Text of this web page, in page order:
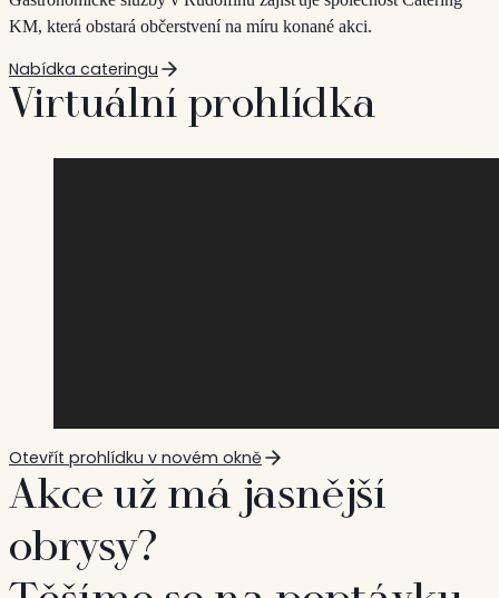
KM, která obstará občerstvení na míru konané akci.
Nabídka cateringu
Virtuální prohlídka
Otevřít prohlídku v novém okně
Akce už má jasnější
obrysy?